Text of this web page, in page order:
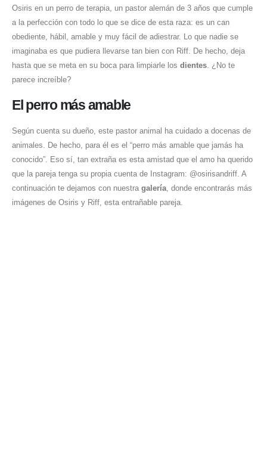
Osiris en un perro de terapia, un pastor alemán de 3 años que cumple
a la perfección con todo lo que se dice de esta raza: es un can
obediente, hábil, amable y muy fácil de adiestrar. Lo que nadie se
imaginaba es que pudiera llevarse tan bien con Riff. De hecho, deja
hasta que se meta en su boca para limpiarle los dientes . ¿No te
parece increíble?
El perro más amable
Según cuenta su dueño, este pastor animal ha cuidado a docenas de
animales. De hecho, para él es el “perro más amable que jamás ha
conocido”. Eso sí, tan extraña es esta amistad que el amo ha querido
que la pareja tenga su propia cuenta de Instagram: @osirisandriff. A
continuación te dejamos con nuestra galería, donde encontrarás más
imágenes de Osiris y Riff, esta entrañable pareja.